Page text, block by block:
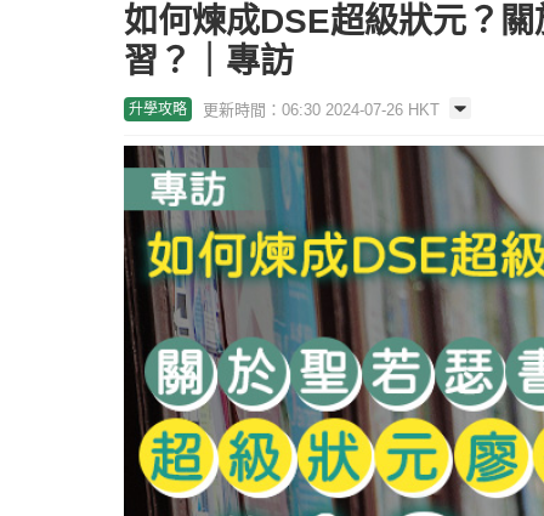
如何煉成DSE超級狀元？
習？｜專訪
升學攻略 更新時間：06:30 2024-07-26 HKT